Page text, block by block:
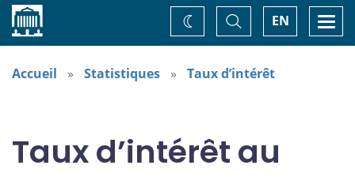
Accueil EN
Basculer
la
recherche
Changez
de
thème
Accueil Statistiques Taux d’intérêt
Taux d’intérêt au